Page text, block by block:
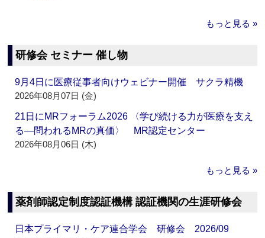
もっと見る »
研修会 セミナー 催し物
9月4日に医療従事者向けウェビナー開催 サクラ精機
2026年08月07日 (金)
21日にMRフォーラム2026 〈学び続ける力が医療を支え
る―問われるMRの真価〉 MR認定センター
2026年08月06日 (木)
もっと見る »
薬剤師認定制度認証機構 認証機関の生涯研修会
日本プライマリ・ケア連合学会 研修会 2026/09